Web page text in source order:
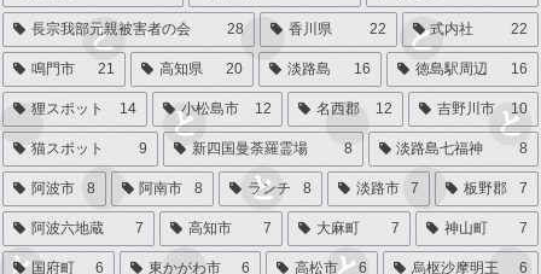
長宗我部元親被害者の会 28 香川県 22 式内社 22
鳴門市 21 高知県 20 淡路島 16 徳島駅周辺 16
狸スポット 14 小松島市 12 名西郡 12 吉野川市 10
猫スポット 9 新四国曼荼羅霊場 8 淡路島七福神 8
阿波市 8 阿南市 8 ランチ 8 淡路市 7 板野郡 7
阿波六地蔵 7 高知市 7 大麻町 7 神山町 7
国府町 6 東かがわ市 6 高松市 6 烏枢沙摩明王 6